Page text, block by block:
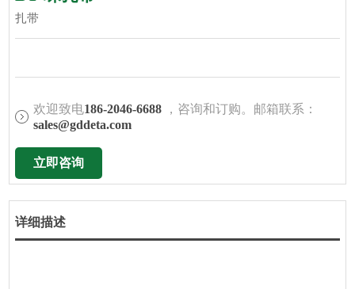
扎带
欢迎致电186-2046-6688
，咨询和订购。邮箱联系：
sales@gddeta.com
立即咨询
详细描述